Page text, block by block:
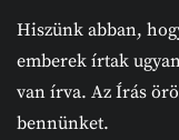
Hiszünk abban,
emberek írtak
van írva. Az Írás
bennünket.